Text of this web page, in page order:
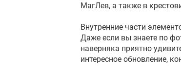
МагЛев, а также в
Внутренние части
Даже если вы знаете по
наверняка приятно
интересное обновление,